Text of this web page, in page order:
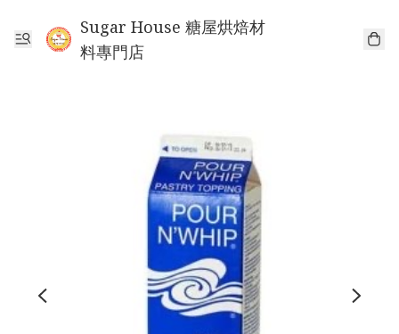
Sugar House 糖屋烘焙材
料專門店